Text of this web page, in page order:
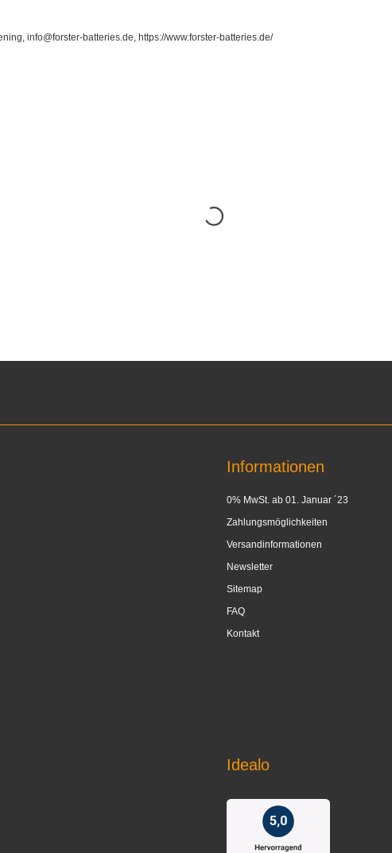
info@forster-batteries.de, https://www.forster-batteries.de/
Informationen
0% MwSt. ab 01. Januar ´23
Zahlungsmöglichkeiten
Versandinformationen
Newsletter
Sitemap
FAQ
Kontakt
Idealo